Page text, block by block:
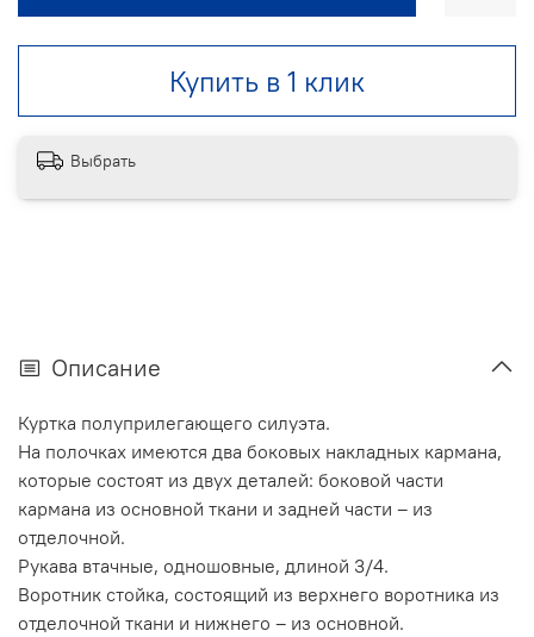
Купить в 1 клик
Выбрать
Описание
Куртка полуприлегающего силуэта.
На полочках имеются два боковых накладных кармана,
которые состоят из двух деталей: боковой части
кармана из основной ткани и задней части – из
отделочной.
Рукава втачные, одношовные, длиной 3/4.
Воротник стойка, состоящий из верхнего воротника из
отделочной ткани и нижнего – из основной.